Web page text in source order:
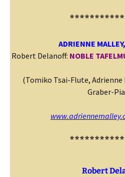
ADRIENNE
Robert Delanoff: NOBLE
(Tomiko Tsai-Flute, Adrienne
Graber-
Robert